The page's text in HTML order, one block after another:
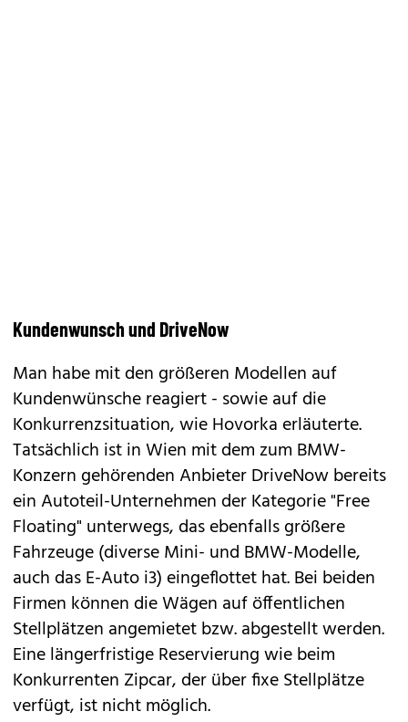
Kundenwunsch und DriveNow
Man habe mit den größeren Modellen auf
Kundenwünsche reagiert - sowie auf die
Konkurrenzsituation, wie Hovorka erläuterte.
Tatsächlich ist in Wien mit dem zum BMW-
Konzern gehörenden AnbieterDriveNowbereits
ein Autoteil-Unternehmen der Kategorie "Free
Floating" unterwegs, das ebenfalls größere
Fahrzeuge (diverseMini- und BMW-Modelle,
auchdas E-Auto i3) eingeflottet hat. Bei beiden
Firmen können die Wägen auf öffentlichen
Stellplätzen angemietet bzw. abgestellt werden.
Eine längerfristige Reservierung wie beim
Konkurrenten Zipcar, der über fixe Stellplätze
verfügt, ist nicht möglich.